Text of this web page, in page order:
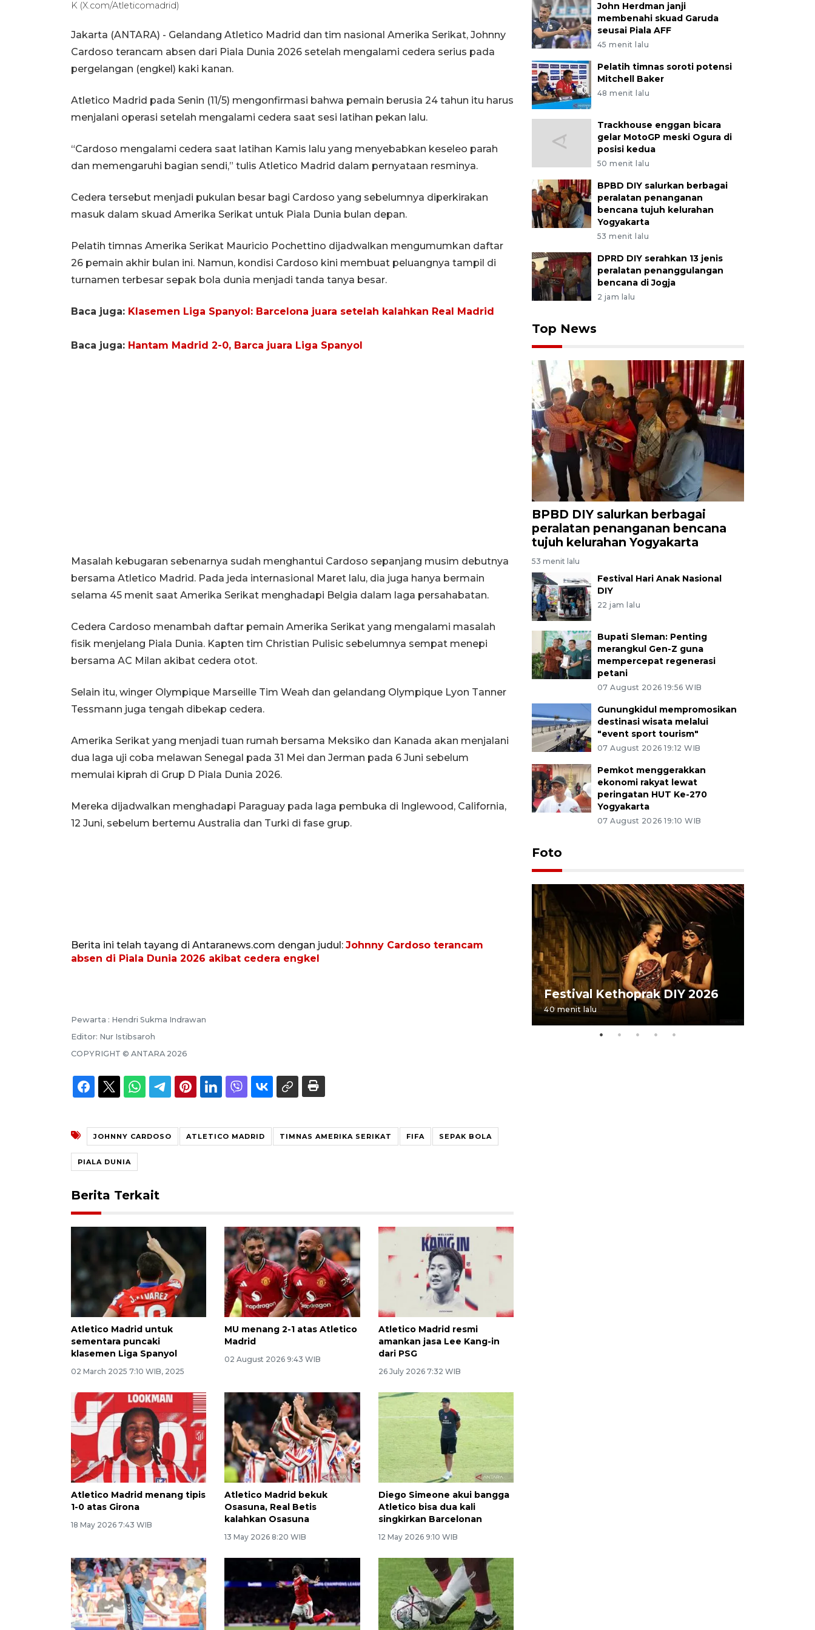
K (X.com/Atleticomadrid)
Jakarta (ANTARA) - Gelandang Atletico Madrid dan tim nasional Amerika Serikat, Johnny
Cardoso terancam absen dari Piala Dunia 2026 setelah mengalami cedera serius pada
pergelangan (engkel) kaki kanan.
Atletico Madrid pada Senin (11/5) mengonfirmasi bahwa pemain berusia 24 tahun itu harus
menjalani operasi setelah mengalami cedera saat sesi latihan pekan lalu.
“Cardoso mengalami cedera saat latihan Kamis lalu yang menyebabkan keseleo parah
dan memengaruhi bagian sendi,” tulis Atletico Madrid dalam pernyataan resminya.
Cedera tersebut menjadi pukulan besar bagi Cardoso yang sebelumnya diperkirakan
masuk dalam skuad Amerika Serikat untuk Piala Dunia bulan depan.
Pelatih timnas Amerika Serikat Mauricio Pochettino dijadwalkan mengumumkan daftar
26 pemain akhir bulan ini. Namun, kondisi Cardoso kini membuat peluangnya tampil di
turnamen terbesar sepak bola dunia menjadi tanda tanya besar.
Baca juga: Klasemen Liga Spanyol: Barcelona juara setelah kalahkan Real Madrid
Baca juga: Hantam Madrid 2-0, Barca juara Liga Spanyol
Masalah kebugaran sebenarnya sudah menghantui Cardoso sepanjang musim debutnya
bersama Atletico Madrid. Pada jeda internasional Maret lalu, dia juga hanya bermain
selama 45 menit saat Amerika Serikat menghadapi Belgia dalam laga persahabatan.
Cedera Cardoso menambah daftar pemain Amerika Serikat yang mengalami masalah
fisik menjelang Piala Dunia. Kapten tim Christian Pulisic sebelumnya sempat menepi
bersama AC Milan akibat cedera otot.
Selain itu, winger Olympique Marseille Tim Weah dan gelandang Olympique Lyon Tanner
Tessmann juga tengah dibekap cedera.
Amerika Serikat yang menjadi tuan rumah bersama Meksiko dan Kanada akan menjalani
dua laga uji coba melawan Senegal pada 31 Mei dan Jerman pada 6 Juni sebelum
memulai kiprah di Grup D Piala Dunia 2026.
Mereka dijadwalkan menghadapi Paraguay pada laga pembuka di Inglewood, California,
12 Juni, sebelum bertemu Australia dan Turki di fase grup.
Berita ini telah tayang di Antaranews.com dengan judul: Johnny Cardoso terancam
absen di Piala Dunia 2026 akibat cedera engkel
Pewarta : Hendri Sukma Indrawan
Editor: Nur Istibsaroh
COPYRIGHT © ANTARA 2026
JOHNNY CARDOSO ATLETICO MADRID TIMNAS AMERIKA SERIKAT FIFA SEPAK BOLA
PIALA DUNIA
Berita Terkait
Atletico Madrid untuk
sementara puncaki
klasemen Liga Spanyol
02 March 2025 7:10 WIB, 2025
MU menang 2-1 atas Atletico
Madrid
02 August 2026 9:43 WIB
Atletico Madrid resmi
amankan jasa Lee Kang-in
dari PSG
26 July 2026 7:32 WIB
Atletico Madrid menang tipis
1-0 atas Girona
18 May 2026 7:43 WIB
Atletico Madrid bekuk
Osasuna, Real Betis
kalahkan Osasuna
13 May 2026 8:20 WIB
Diego Simeone akui bangga
Atletico bisa dua kali
singkirkan Barcelonan
12 May 2026 9:10 WIB
John Herdman janji
membenahi skuad Garuda
seusai Piala AFF
45 menit lalu
Pelatih timnas soroti potensi
Mitchell Baker
48 menit lalu
Trackhouse enggan bicara
gelar MotoGP meski Ogura di
posisi kedua
50 menit lalu
BPBD DIY salurkan berbagai
peralatan penanganan
bencana tujuh kelurahan
Yogyakarta
53 menit lalu
DPRD DIY serahkan 13 jenis
peralatan penanggulangan
bencana di Jogja
2 jam lalu
Top News
BPBD DIY salurkan berbagai
peralatan penanganan bencana
tujuh kelurahan Yogyakarta
53 menit lalu
Festival Hari Anak Nasional
DIY
22 jam lalu
Bupati Sleman: Penting
merangkul Gen-Z guna
mempercepat regenerasi
petani
07 August 2026 19:56 WIB
Gunungkidul mempromosikan
destinasi wisata melalui
"event sport tourism"
07 August 2026 19:12 WIB
Pemkot menggerakkan
ekonomi rakyat lewat
peringatan HUT Ke-270
Yogyakarta
07 August 2026 19:10 WIB
Foto
Festival Kethoprak DIY 2026
40 menit lalu